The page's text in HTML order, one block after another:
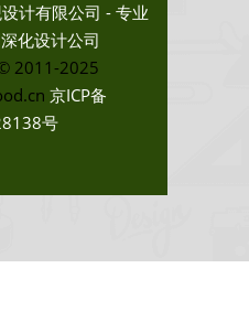
计有限公司 - 专业
化设计公司
2011-2025
京ICP备
号